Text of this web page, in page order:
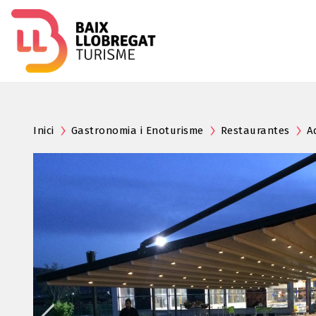
Inici Gastronomia i Enoturisme Restaurantes